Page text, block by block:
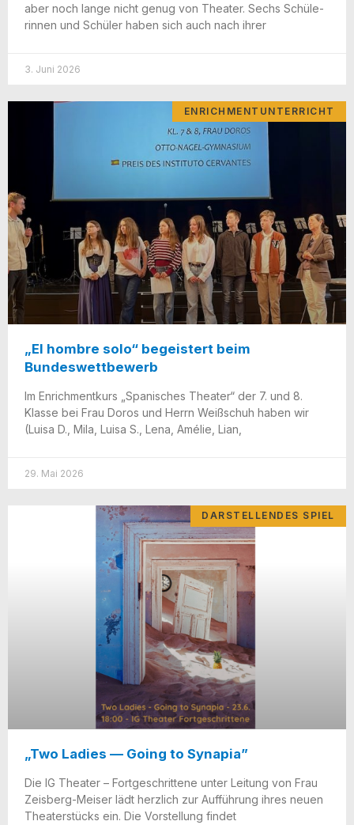
aber noch lan­ge nicht genug von Thea­ter. Sechs Schü­le­
rin­nen und Schü­ler haben sich auch nach ihrer
3. Juni 2026
ENRICHMENTUNTERRICHT
„El hombre solo“ begeistert beim
Bundeswettbewerb
Im Enrich­ment­kurs „Spa­ni­sches Thea­ter“ der 7. und 8.
Klas­se bei Frau Doros und Herrn Weiß­schuh haben wir
(Lui­sa D., Mila, Lui­sa S., Lena, Amé­lie, Lian,
29. Mai 2026
DARSTELLENDES SPIEL
„Two Ladies — Going to Synapia”
Die IG Thea­ter – Fort­ge­schrit­te­ne unter Lei­tung von Frau
Zeisberg-Mei­­ser lädt herz­lich zur Auf­füh­rung ihres neu­en
Thea­ter­stücks ein. Die Vor­stel­lung fin­det